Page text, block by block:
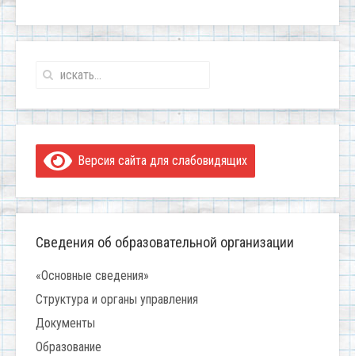
Версия сайта для слабовидящих
Сведения об образовательной организации
«Основные сведения»
Структура и органы управления
Документы
Образование